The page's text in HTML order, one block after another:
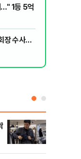
…" 1등 5억
장 수사…